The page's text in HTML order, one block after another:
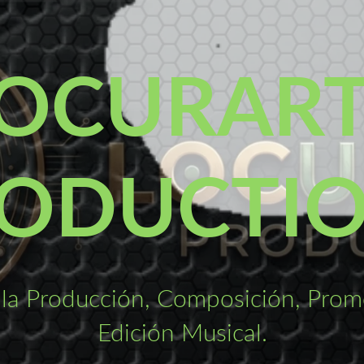
Producción, Composición,
Edición Musical.